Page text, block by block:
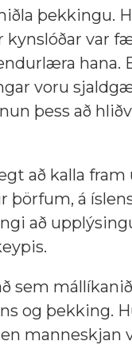
þekkingu.
kynslóðar var
hana.
voru
þess að
að kalla
þörfum, á
að
sem
og þekking.
manneskjan